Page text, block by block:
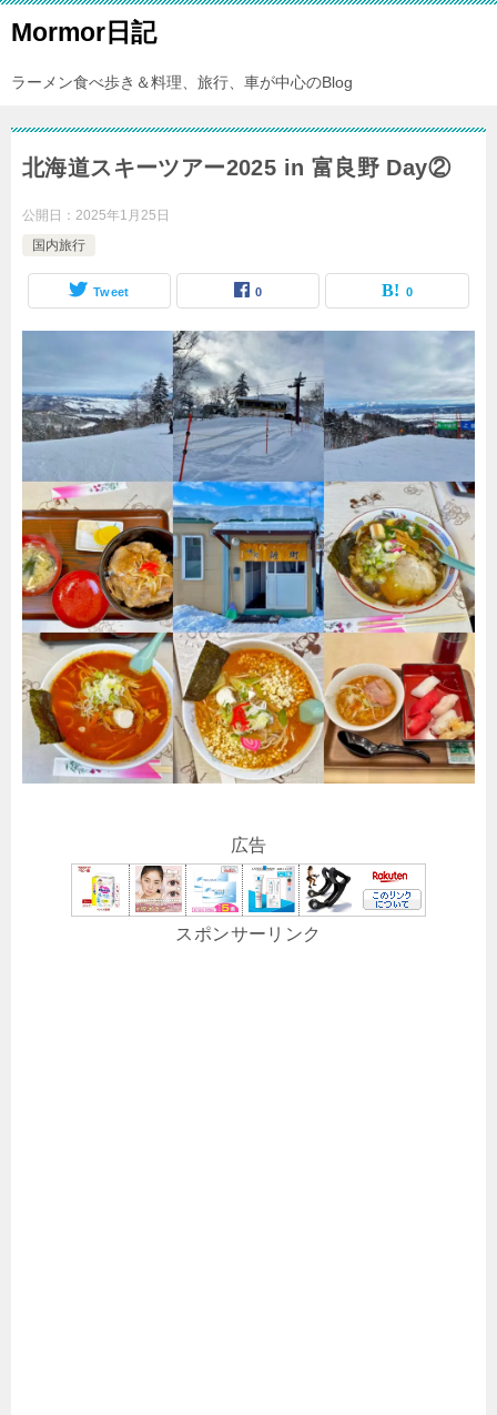
Mormor日記
ラーメン食べ歩き＆料理、旅行、車が中心のBlog
北海道スキーツアー2025 in 富良野 Day②
公開日： 2025年1月25日
国内旅行
Tweet 0 0
広告
スポンサーリンク